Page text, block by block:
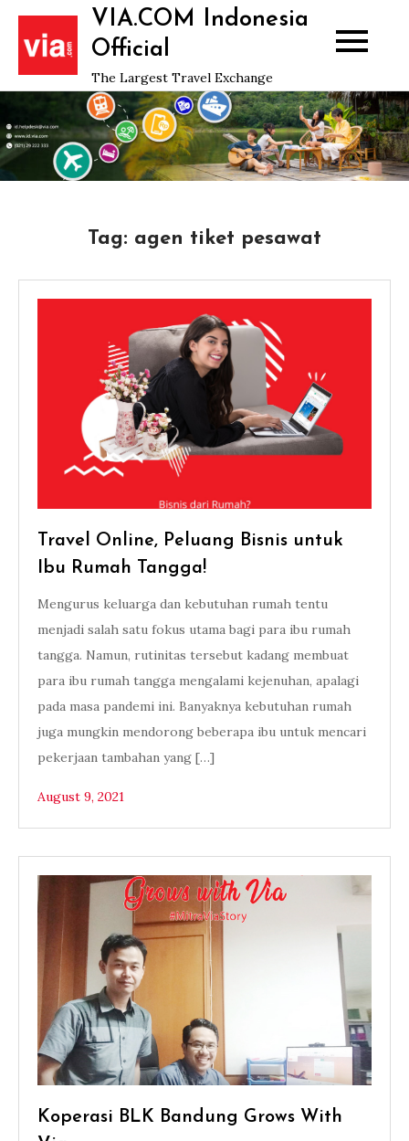
Skip
content
VIA.COM Indonesia
Official
The Largest Travel Exchange
Tag: agen tiket pesawat
Travel Online, Peluang Bisnis untuk
Ibu Rumah Tangga!
Mengurus keluarga dan kebutuhan rumah tentu
menjadi salah satu fokus utama bagi para ibu rumah
tangga. Namun, rutinitas tersebut kadang membuat
para ibu rumah tangga mengalami kejenuhan, apalagi
pada masa pandemi ini. Banyaknya kebutuhan rumah
juga mungkin mendorong beberapa ibu untuk mencari
pekerjaan tambahan yang […]
August 9, 2021
Koperasi BLK Bandung Grows With